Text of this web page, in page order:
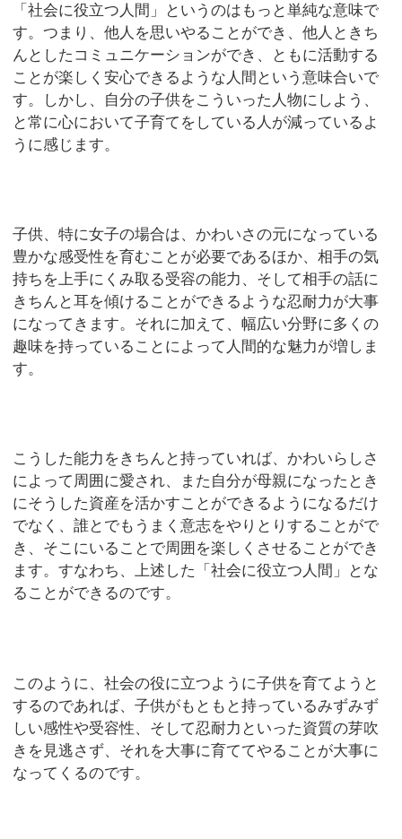
「社会に役立つ人間」というのはもっと単純な意味で
す。つまり、他人を思いやることができ、他人ときち
んとしたコミュニケーションができ、ともに活動する
ことが楽しく安心できるような人間という意味合いで
す。しかし、自分の子供をこういった人物にしよう、
と常に心において子育てをしている人が減っているよ
うに感じます。
子供、特に女子の場合は、かわいさの元になっている
豊かな感受性を育むことが必要であるほか、相手の気
持ちを上手にくみ取る受容の能力、そして相手の話に
きちんと耳を傾けることができるような忍耐力が大事
になってきます。それに加えて、幅広い分野に多くの
趣味を持っていることによって人間的な魅力が増しま
す。
こうした能力をきちんと持っていれば、かわいらしさ
によって周囲に愛され、また自分が母親になったとき
にそうした資産を活かすことができるようになるだけ
でなく、誰とでもうまく意志をやりとりすることがで
き、そこにいることで周囲を楽しくさせることができ
ます。すなわち、上述した「社会に役立つ人間」とな
ることができるのです。
このように、社会の役に立つように子供を育てようと
するのであれば、子供がもともと持っているみずみず
しい感性や受容性、そして忍耐力といった資質の芽吹
きを見逃さず、それを大事に育ててやることが大事に
なってくるのです。